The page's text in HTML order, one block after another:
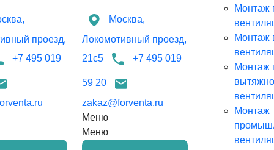
проезд,
+7 495 019
Москва,
Локомотивный проезд,
21с5
+7 495 019
59 20
zakaz@forventa.ru
Меню
Меню
Монтаж
Монтаж
Монтаж
Монтаж